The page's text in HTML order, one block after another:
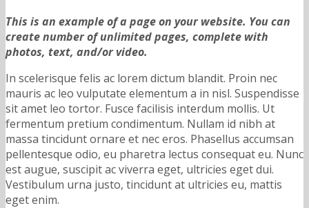
This is an example of a page on your website. You can
create number of unlimited pages, complete with
photos, text, and/or video.
In scelerisque felis ac lorem dictum blandit. Proin nec
mauris ac leo vulputate elementum a in nisl. Suspendisse
sit amet leo tortor. Fusce facilisis interdum mollis. Ut
fermentum pretium condimentum. Nullam id nibh at
massa tincidunt ornare et nec eros. Phasellus accumsan
pellentesque odio, eu pharetra lectus consequat eu. Nunc
est augue, suscipit ac viverra eget, ultricies eget dui.
Vestibulum urna justo, tincidunt at ultricies eu, mattis
eget enim.